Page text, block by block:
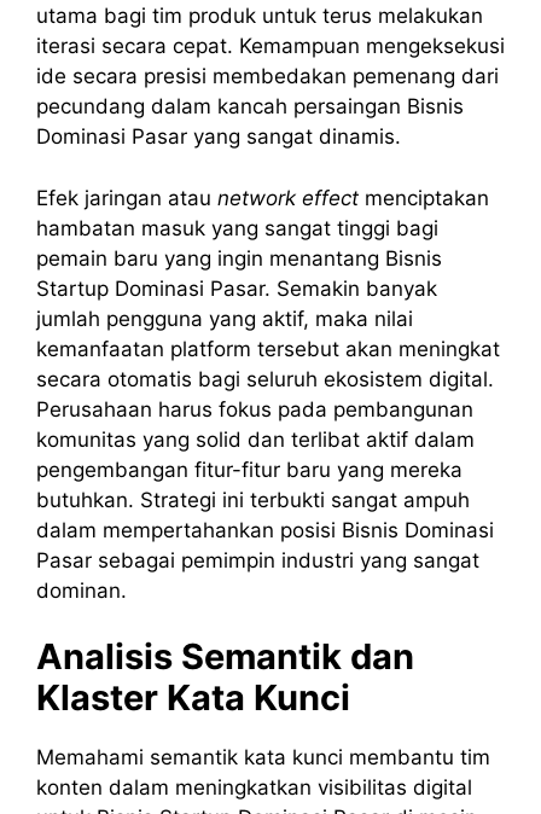
utama bagi tim produk untuk terus melakukan
iterasi secara cepat. Kemampuan mengeksekusi
ide secara presisi membedakan pemenang dari
pecundang dalam kancah persaingan Bisnis
Dominasi Pasar yang sangat dinamis.
Efek jaringan atau network effect menciptakan
hambatan masuk yang sangat tinggi bagi
pemain baru yang ingin menantang Bisnis
Startup Dominasi Pasar. Semakin banyak
jumlah pengguna yang aktif, maka nilai
kemanfaatan platform tersebut akan meningkat
secara otomatis bagi seluruh ekosistem digital.
Perusahaan harus fokus pada pembangunan
komunitas yang solid dan terlibat aktif dalam
pengembangan fitur-fitur baru yang mereka
butuhkan. Strategi ini terbukti sangat ampuh
dalam mempertahankan posisi Bisnis Dominasi
Pasar sebagai pemimpin industri yang sangat
dominan.
Analisis Semantik dan
Klaster Kata Kunci
Memahami semantik kata kunci membantu tim
konten dalam meningkatkan visibilitas digital